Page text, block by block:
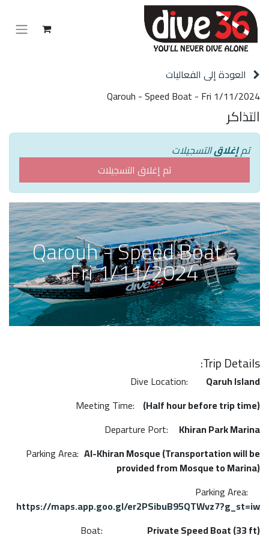
العودة إلى الفعاليات
Qarouh - Speed Boat - Fri 1/11/2024
التذاكر
تمإغلاقالتسجيلات
تم إغلاق التسجيلات
Qarouh - Speed Boat -
Fri 1/11/2024
Trip Details:
Dive Location:
Qaruh Island
Meeting Time: (Half hour before trip time)
Departure Port:
Khiran Park Marina
Parking Area: Al-Khiran Mosque (​Transportation will be
provided from Mosque to Marina)
Parking Area:
https://maps.app.goo.gl/er2PSibuB95QTWvz7?g_st=iw
Boat:
Private Speed Boat (33 ft)